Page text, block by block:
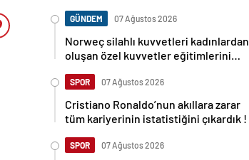
GÜNDEM 07 Ağustos 2026
Norweç silahlı kuvvetleri kadınlardan
oluşan özel kuvvetler eğitimlerini
SPOR 07 Ağustos 2026
Cristiano Ronaldo’nun akıllara zarar
tüm kariyerinin istatistiğini çıkardık !
SPOR 07 Ağustos 2026